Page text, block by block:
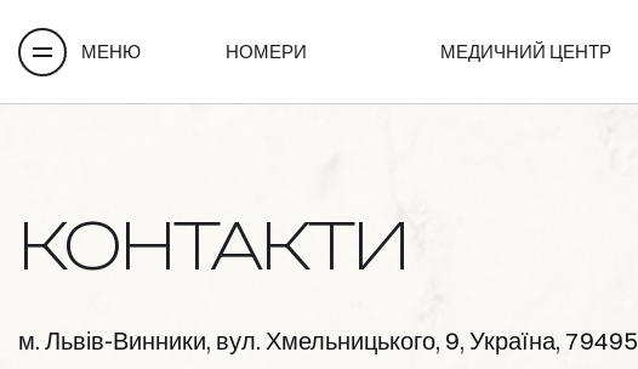
МЕНЮ НОМЕРИ МЕДИЧНИЙ ЦЕНТР
КОНТАКТИ
м. Львів-Винники, вул. Хмельницького, 9, Україна, 79495